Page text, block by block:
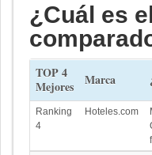
¿Cuál es
TOP 4
Mejores
Marca
Ranking
4
Hoteles.com